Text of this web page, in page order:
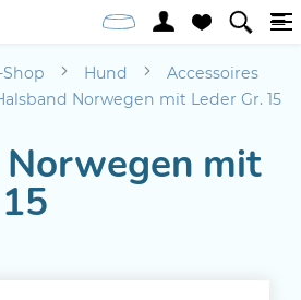
Hund
Accessoires
Norwegen mit Leder Gr. 15
mit